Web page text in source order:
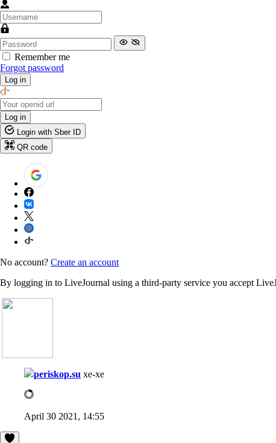
Remember me
Forgot password
Log in
Log in
Login with Sber ID
QR code
No account? Create an account
By logging in to LiveJournal using a third-party service you accept
periskop.su хе-хе
April 30 2021, 14:55